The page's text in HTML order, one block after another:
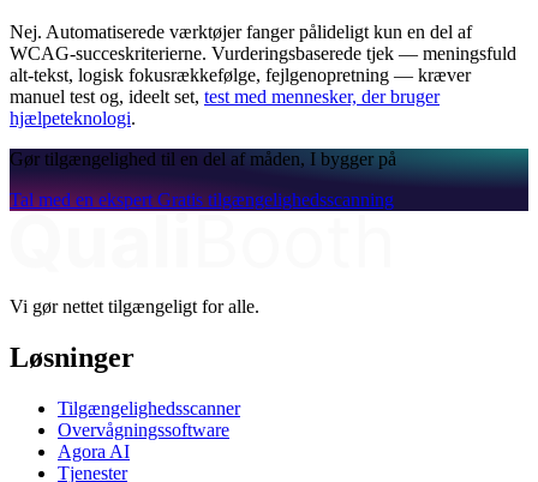
Nej. Automatiserede værktøjer fanger pålideligt kun en del af
WCAG-succeskriterierne. Vurderingsbaserede tjek — meningsfuld
alt-tekst, logisk fokusrækkefølge, fejlgenopretning — kræver
manuel test og, ideelt set, test med mennesker, der bruger
hjælpeteknologi.
Gør tilgængelighed til en del af måden, I bygger på
Tal med en ekspert Gratis tilgængelighedsscanning
Vi gør nettet tilgængeligt for alle.
Løsninger
Tilgængelighedsscanner
Overvågningssoftware
Agora AI
Tjenester